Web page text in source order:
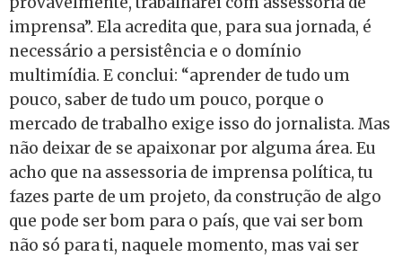
imprensa”. Ela acredita que, para sua jornada, é
necessário a persistência e o domínio
multimídia. E conclui: “aprender de tudo um
pouco, saber de tudo um pouco, porque o
mercado de trabalho exige isso do jornalista. Mas
não deixar de se apaixonar por alguma área. Eu
acho que na assessoria de imprensa política, tu
fazes parte de um projeto, da construção de algo
que pode ser bom para o país, que vai ser bom
não só para ti, naquele momento, mas vai ser